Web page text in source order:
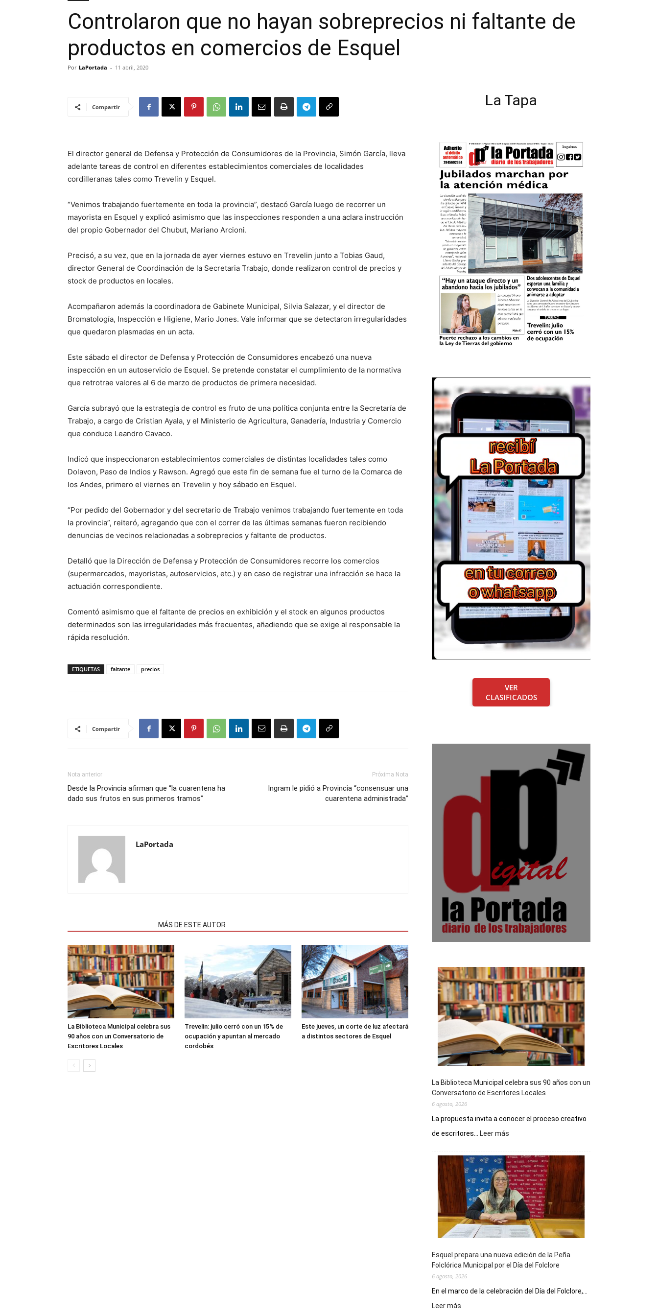
Controlaron que no hayan sobreprecios ni faltante de
productos en comercios de Esquel
Por LaPortada - 11 abril, 2020
Compartir
El director general de Defensa y Protección de Consumidores de la Provincia, Simón García, lleva
adelante tareas de control en diferentes establecimientos comerciales de localidades
cordilleranas tales como Trevelin y Esquel.
“Venimos trabajando fuertemente en toda la provincia”, destacó García luego de recorrer un
mayorista en Esquel y explicó asimismo que las inspecciones responden a una aclara instrucción
del propio Gobernador del Chubut, Mariano Arcioni.
Precisó, a su vez, que en la jornada de ayer viernes estuvo en Trevelin junto a Tobias Gaud,
director General de Coordinación de la Secretaria Trabajo, donde realizaron control de precios y
stock de productos en locales.
Acompañaron además la coordinadora de Gabinete Municipal, Silvia Salazar, y el director de
Bromatología, Inspección e Higiene, Mario Jones. Vale informar que se detectaron irregularidades
que quedaron plasmadas en un acta.
Este sábado el director de Defensa y Protección de Consumidores encabezó una nueva
inspección en un autoservicio de Esquel. Se pretende constatar el cumplimiento de la normativa
que retrotrae valores al 6 de marzo de productos de primera necesidad.
García subrayó que la estrategia de control es fruto de una política conjunta entre la Secretaría de
Trabajo, a cargo de Cristian Ayala, y el Ministerio de Agricultura, Ganadería, Industria y Comercio
que conduce Leandro Cavaco.
Indicó que inspeccionaron establecimientos comerciales de distintas localidades tales como
Dolavon, Paso de Indios y Rawson. Agregó que este fin de semana fue el turno de la Comarca de
los Andes, primero el viernes en Trevelin y hoy sábado en Esquel.
“Por pedido del Gobernador y del secretario de Trabajo venimos trabajando fuertemente en toda
la provincia”, reiteró, agregando que con el correr de las últimas semanas fueron recibiendo
denuncias de vecinos relacionadas a sobreprecios y faltante de productos.
Detalló que la Dirección de Defensa y Protección de Consumidores recorre los comercios
(supermercados, mayoristas, autoservicios, etc.) y en caso de registrar una infracción se hace la
actuación correspondiente.
Comentó asimismo que el faltante de precios en exhibición y el stock en algunos productos
determinados son las irregularidades más frecuentes, añadiendo que se exige al responsable la
rápida resolución.
ETIQUETAS faltante precios
Compartir
Nota anterior
Desde la Provincia afirman que “la cuarentena ha
dado sus frutos en sus primeros tramos”
Próxima Nota
Ingram le pidió a Provincia “consensuar una
cuarentena administrada”
LaPortada
MÁS DE ESTE AUTOR
La Biblioteca Municipal celebra sus
90 años con un Conversatorio de
Escritores Locales
Trevelin: julio cerró con un 15% de
ocupación y apuntan al mercado
cordobés
Este jueves, un corte de luz afectará
a distintos sectores de Esquel
La Tapa
VER
CLASIFICADOS
La Biblioteca Municipal celebra sus 90 años con un
Conversatorio de Escritores Locales
6 agosto, 2026
La propuesta invita a conocer el proceso creativo
de escritores...
Leer más
Municipal
celebra
sus
90
años
con
un
Conversatorio
Escritores
Locales
Esquel prepara una nueva edición de la Peña
Folclórica Municipal por el Día del Folclore
6 agosto, 2026
En el marco de la celebración del Día del Folclore,...
Leer más